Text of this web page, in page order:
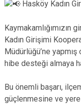
Varto Hasköy Kadın
Kadın Girişimi
Müdürlüğü’ne
hibe desteği almaya
Bu önemli başarı,
güçlenmesine ve